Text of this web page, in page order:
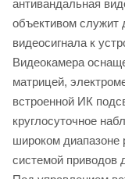
антивандальная
объективом служит
видеосигнала к
Видеокамера
матрицей,
встроенной ИК
круглосуточное
широком диапазоне
системой приводов